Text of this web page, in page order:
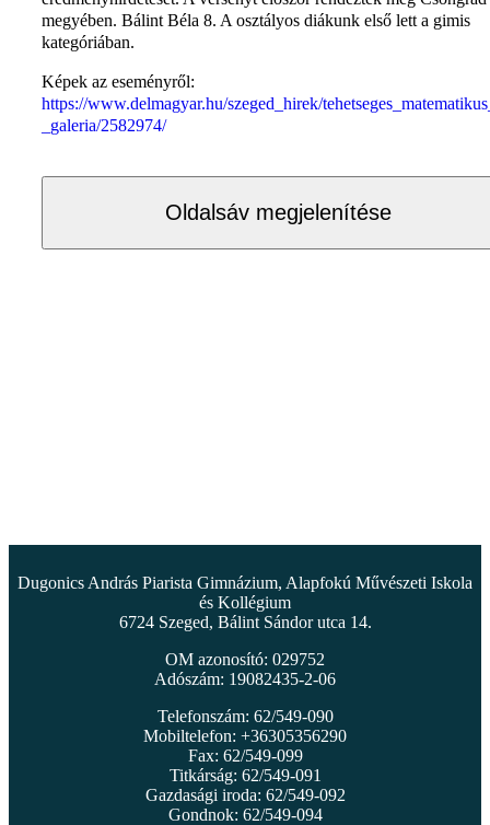
megyében. Bálint Béla 8. A osztályos diákunk első lett a gimis
kategóriában.
Képek az eseményről:
https://www.delmagyar.hu/szeged_hirek/
_galeria/2582974/
Oldalsáv megjelenítése
Dugonics András Piarista Gimnázium, Alapfokú Művészeti Iskola
és Kollégium
6724 Szeged, Bálint Sándor utca 14.
OM azonosító: 029752
Adószám: 19082435-2-06
Telefonszám: 62/549-090
Mobiltelefon: +36305356290
Fax: 62/549-099
Titkárság: 62/549-091
Gazdasági iroda: 62/549-092
Gondnok: 62/549-094